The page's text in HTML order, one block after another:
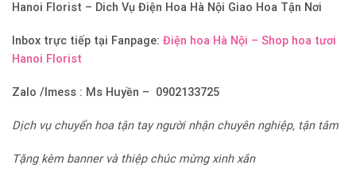
Hanoi Florist – Dich Vụ Điện Hoa Hà Nội Giao Hoa Tận Nơi
Inbox trực tiếp tại Fanpage: Điện hoa Hà Nội – Shop hoa tươi
Hanoi Florist
Zalo /Imess : Ms Huyền – 0902133725
Dịch vụ chuyển hoa tận tay người nhận chuyên nghiệp, tận tâm
Tặng kèm banner và thiệp chúc mừng xinh xắn